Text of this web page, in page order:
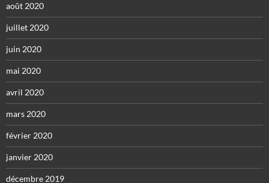
août 2020
juillet 2020
juin 2020
mai 2020
avril 2020
mars 2020
février 2020
janvier 2020
décembre 2019